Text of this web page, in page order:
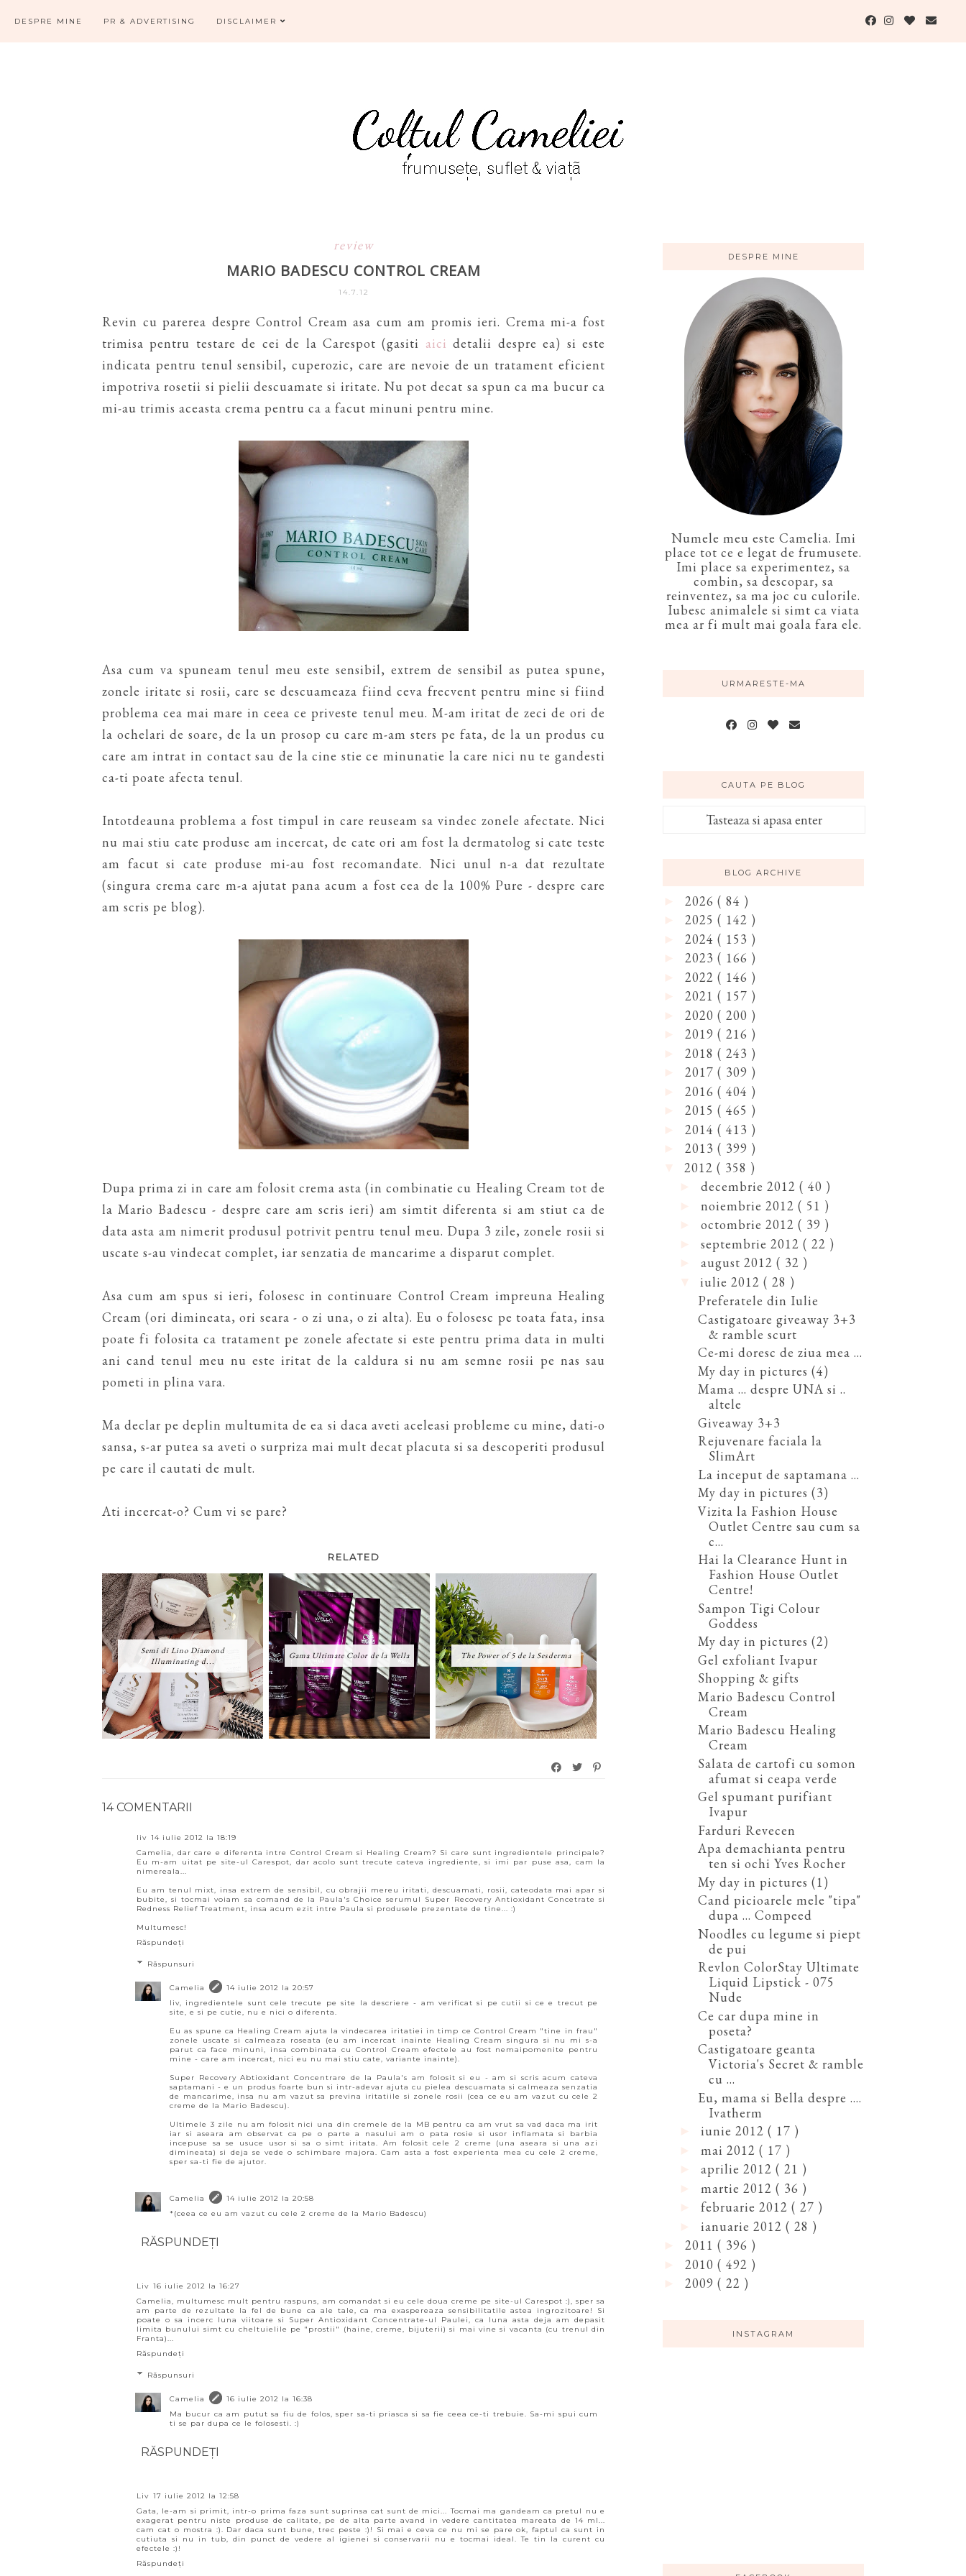
DESPRE MINE PR & ADVERTISING DISCLAIMER
review
MARIO BADESCU CONTROL CREAM
14.7.12
Revin cu parerea despre Control Cream asa cum am promis ieri. Crema mi-a fost
trimisa pentru testare de cei de la Carespot (gasiti aici detalii despre ea) si este
indicata pentru tenul sensibil, cuperozic, care are nevoie de un tratament eficient
impotriva rosetii si pielii descuamate si iritate. Nu pot decat sa spun ca ma bucur ca
mi-au trimis aceasta crema pentru ca a facut minuni pentru mine.
Asa cum va spuneam tenul meu este sensibil, extrem de sensibil as putea spune,
zonele iritate si rosii, care se descuameaza fiind ceva frecvent pentru mine si fiind
problema cea mai mare in ceea ce priveste tenul meu. M-am iritat de zeci de ori de
la ochelari de soare, de la un prosop cu care m-am sters pe fata, de la un produs cu
care am intrat in contact sau de la cine stie ce minunatie la care nici nu te gandesti
ca-ti poate afecta tenul.
Intotdeauna problema a fost timpul in care reuseam sa vindec zonele afectate. Nici
nu mai stiu cate produse am incercat, de cate ori am fost la dermatolog si cate teste
am facut si cate produse mi-au fost recomandate. Nici unul n-a dat rezultate
(singura crema care m-a ajutat pana acum a fost cea de la 100% Pure - despre care
am scris pe blog).
Dupa prima zi in care am folosit crema asta (in combinatie cu Healing Cream tot de
la Mario Badescu - despre care am scris ieri) am simtit diferenta si am stiut ca de
data asta am nimerit produsul potrivit pentru tenul meu. Dupa 3 zile, zonele rosii si
uscate s-au vindecat complet, iar senzatia de mancarime a disparut complet.
Asa cum am spus si ieri, folosesc in continuare Control Cream impreuna Healing
Cream (ori dimineata, ori seara - o zi una, o zi alta). Eu o folosesc pe toata fata, insa
poate fi folosita ca tratament pe zonele afectate si este pentru prima data in multi
ani cand tenul meu nu este iritat de la caldura si nu am semne rosii pe nas sau
pometi in plina vara.
Ma declar pe deplin multumita de ea si daca aveti aceleasi probleme cu mine, dati-o
sansa, s-ar putea sa aveti o surpriza mai mult decat placuta si sa descoperiti produsul
pe care il cautati de mult.
Ati incercat-o? Cum vi se pare?
RELATED
Semi di Lino Diamond
Illuminating d...
Gama Ultimate Color de la Wella The Power of 5 de la Sesderma
14 COMENTARII
liv 14 iulie 2012 la 18:19
Camelia, dar care e diferenta intre Control Cream si Healing Cream? Si care sunt ingredientele principale?
Eu m-am uitat pe site-ul Carespot, dar acolo sunt trecute cateva ingrediente, si imi par puse asa, cam la
nimereala...
Eu am tenul mixt, insa extrem de sensibil, cu obrajii mereu iritati, descuamati, rosii, cateodata mai apar si
bubite, si tocmai voiam sa comand de la Paula's Choice serumul Super Recovery Antioxidant Concetrate si
Redness Relief Treatment, insa acum ezit intre Paula si produsele prezentate de tine... :)
Multumesc!
Răspundeți
Răspunsuri
Camelia
14 iulie 2012 la 20:57
liv, ingredientele sunt cele trecute pe site la descriere - am verificat si pe cutii si ce e trecut pe
site, e si pe cutie, nu e nici o diferenta.
Eu as spune ca Healing Cream ajuta la vindecarea iritatiei in timp ce Control Cream "tine in frau"
zonele uscate si calmeaza roseata (eu am incercat inainte Healing Cream singura si nu mi s-a
parut ca face minuni, insa combinata cu Control Cream efectele au fost nemaipomenite pentru
mine - care am incercat, nici eu nu mai stiu cate, variante inainte).
Super Recovery Abtioxidant Concentrare de la Paula's am folosit si eu - am si scris acum cateva
saptamani - e un produs foarte bun si intr-adevar ajuta cu pielea descuamata si calmeaza senzatia
de mancarime, insa nu am vazut sa previna iritatiile si zonele rosii (cea ce eu am vazut cu cele 2
creme de la Mario Badescu).
Ultimele 3 zile nu am folosit nici una din cremele de la MB pentru ca am vrut sa vad daca ma irit
iar si aseara am observat ca pe o parte a nasului am o pata rosie si usor inflamata si barbia
incepuse sa se usuce usor si sa o simt iritata. Am folosit cele 2 creme (una aseara si una azi
dimineata) si deja se vede o schimbare majora. Cam asta a fost experienta mea cu cele 2 creme,
sper sa-ti fie de ajutor.
Camelia
14 iulie 2012 la 20:58
*(ceea ce eu am vazut cu cele 2 creme de la Mario Badescu)
RĂSPUNDEȚI
Liv 16 iulie 2012 la 16:27
Camelia, multumesc mult pentru raspuns, am comandat si eu cele doua creme pe site-ul Carespot :), sper sa
am parte de rezultate la fel de bune ca ale tale, ca ma exaspereaza sensibilitatile astea ingrozitoare! Si
poate o sa incerc luna viitoare si Super Antioxidant Concentrate-ul Paulei, ca luna asta deja am depasit
limita bunului simt cu cheltuielile pe "prostii" (haine, creme, bijuterii) si mai vine si vacanta (cu trenul din
Franta)...
Răspundeți
Răspunsuri
Camelia
16 iulie 2012 la 16:38
Ma bucur ca am putut sa fiu de folos, sper sa-ti priasca si sa fie ceea ce-ti trebuie. Sa-mi spui cum
ti se par dupa ce le folosesti. :)
RĂSPUNDEȚI
Liv 17 iulie 2012 la 12:58
Gata, le-am si primit, intr-o prima faza sunt suprinsa cat sunt de mici... Tocmai ma gandeam ca pretul nu e
exagerat pentru niste produse de calitate, pe de alta parte avand in vedere cantitatea mareata de 14 ml...
cam cat o mostra :). Dar daca sunt bune, trec peste :)! Si mai e ceva ce nu mi se pare ok, faptul ca sunt in
cutiuta si nu in tub, din punct de vedere al igienei si conservarii nu e tocmai ideal. Te tin la curent cu
efectele :)!
Răspundeți
DESPRE MINE
Numele meu este Camelia. Imi
place tot ce e legat de frumusete.
Imi place sa experimentez, sa
combin, sa descopar, sa
reinventez, sa ma joc cu culorile.
Iubesc animalele si simt ca viata
mea ar fi mult mai goala fara ele.
URMARESTE-MA
CAUTA PE BLOG
BLOG ARCHIVE
2026 ( 84 )
2025 ( 142 )
2024 ( 153 )
2023 ( 166 )
2022 ( 146 )
2021 ( 157 )
2020 ( 200 )
2019 ( 216 )
2018 ( 243 )
2017 ( 309 )
2016 ( 404 )
2015 ( 465 )
2014 ( 413 )
2013 ( 399 )
2012 ( 358 )
decembrie 2012 ( 40 )
noiembrie 2012 ( 51 )
octombrie 2012 ( 39 )
septembrie 2012 ( 22 )
august 2012 ( 32 )
iulie 2012 ( 28 )
Preferatele din Iulie
Castigatoare giveaway 3+3
& ramble scurt
Ce-mi doresc de ziua mea ...
My day in pictures (4)
Mama ... despre UNA si ..
altele
Giveaway 3+3
Rejuvenare faciala la
SlimArt
La inceput de saptamana ...
My day in pictures (3)
Vizita la Fashion House
Outlet Centre sau cum sa
c...
Hai la Clearance Hunt in
Fashion House Outlet
Centre!
Sampon Tigi Colour
Goddess
My day in pictures (2)
Gel exfoliant Ivapur
Shopping & gifts
Mario Badescu Control
Cream
Mario Badescu Healing
Cream
Salata de cartofi cu somon
afumat si ceapa verde
Gel spumant purifiant
Ivapur
Farduri Revecen
Apa demachianta pentru
ten si ochi Yves Rocher
My day in pictures (1)
Cand picioarele mele "tipa"
dupa ... Compeed
Noodles cu legume si piept
de pui
Revlon ColorStay Ultimate
Liquid Lipstick - 075
Nude
Ce car dupa mine in
poseta?
Castigatoare geanta
Victoria's Secret & ramble
cu ...
Eu, mama si Bella despre ....
Ivatherm
iunie 2012 ( 17 )
mai 2012 ( 17 )
aprilie 2012 ( 21 )
martie 2012 ( 36 )
februarie 2012 ( 27 )
ianuarie 2012 ( 28 )
2011 ( 396 )
2010 ( 492 )
2009 ( 22 )
INSTAGRAM